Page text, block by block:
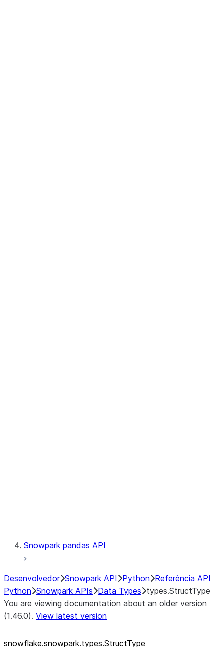
Snowpark pandas API
Desenvolvedor Snowpark API Python Referência API
Python Snowpark APIs Data Types types.StructType
You are viewing documentation about an older version
(1.46.0). View latest version
snowflake.snowpark.types.StructType